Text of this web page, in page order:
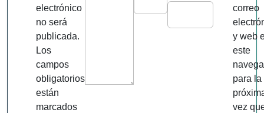
electrónico
no será
publicada.
Los
campos
obligatorios
están
marcados
correo
y web
este
para la
vez